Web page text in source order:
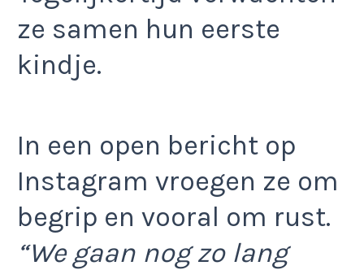
ze samen hun eerste
kindje.
In een open bericht op
Instagram vroegen ze om
begrip en vooral om rust.
“We gaan nog zo lang